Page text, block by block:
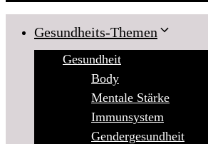
Gesundheits-Themen
Gesundheit
Body
Mentale Stärke
Immunsystem
Gendergesundheit